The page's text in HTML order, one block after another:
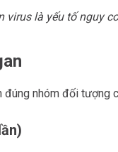
virus là yếu tố nguy
nhóm đối